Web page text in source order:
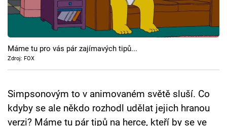
Cool Esport
Pořady
TV Program
Přihlášení
Máme tu pro vás pár zajímavých tipů...
Zdroj: FOX
Simpsonovým to v animovaném světě sluší. Co
kdyby se ale někdo rozhodl udělat jejich hranou
verzi? Máme tu pár tipů na herce, kteří by se ve